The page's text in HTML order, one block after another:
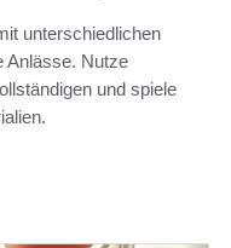
unterschiedlichen
Anlässe. Nutze
und spiele